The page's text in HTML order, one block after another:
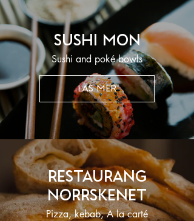
Sushi mon
Sushi and poké bowls
LÄS MER
Restaurang
Norrskenet
Pizza, kebab, A la carté